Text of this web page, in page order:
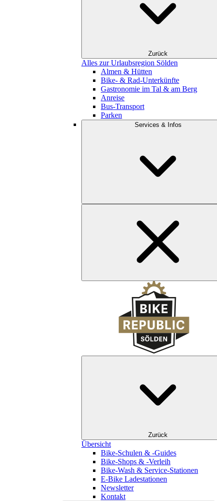
Zurück
Alles zur Urlaubsregion Sölden
Almen & Hütten
Bike- & Rad-Unterkünfte
Gastronomie im Tal & am Berg
Anreise
Bus-Transport
Parken
Services & Infos
Zurück
Übersicht
Bike-Schulen & -Guides
Bike-Shops & -Verleih
Bike-Wash & Service-Stationen
E-Bike Ladestationen
Newsletter
Kontakt